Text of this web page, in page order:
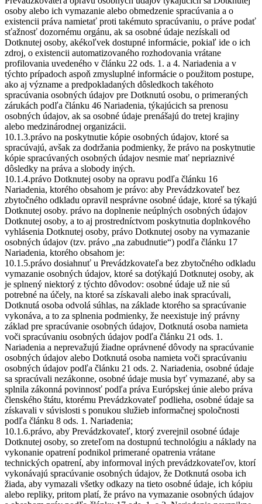
osoby alebo ich vymazanie alebo obmedzenie spracúvania a o
existencii práva namietať proti takémuto spracúvaniu, o práve podať
sťažnosť dozornému orgánu, ak sa osobné údaje nezískali od
Dotknutej osoby, akékoľvek dostupné informácie, pokiaľ ide o ich
zdroj, o existencii automatizovaného rozhodovania vrátane
profilovania uvedeného v článku 22 ods. 1. a 4. Nariadenia a v
týchto prípadoch aspoň zmysluplné informácie o použitom postupe,
ako aj význame a predpokladaných dôsledkoch takéhoto
spracúvania osobných údajov pre Dotknutú osobu, o primeraných
zárukách podľa článku 46 Nariadenia, týkajúcich sa prenosu
osobných údajov, ak sa osobné údaje prenášajú do tretej krajiny
alebo medzinárodnej organizácii.
10.1.3.právo na poskytnutie kópie osobných údajov, ktoré sa
spracúvajú, avšak za dodržania podmienky, že právo na poskytnutie
kópie spracúvaných osobných údajov nesmie mať nepriaznivé
dôsledky na práva a slobody iných.
10.1.4.právo Dotknutej osoby na opravu podľa článku 16
Nariadenia, ktorého obsahom je právo: aby Prevádzkovateľ bez
zbytočného odkladu opravil nesprávne osobné údaje, ktoré sa týkajú
Dotknutej osoby. právo na doplnenie neúplných osobných údajov
Dotknutej osoby, a to aj prostredníctvom poskytnutia doplnkového
vyhlásenia Dotknutej osoby, právo Dotknutej osoby na vymazanie
osobných údajov (tzv. právo „na zabudnutie“) podľa článku 17
Nariadenia, ktorého obsahom je:
10.1.5.právo dosiahnuť u Prevádzkovateľa bez zbytočného odkladu
vymazanie osobných údajov, ktoré sa dotýkajú Dotknutej osoby, ak
je splnený niektorý z týchto dôvodov: osobné údaje už nie sú
potrebné na účely, na ktoré sa získavali alebo inak spracúvali,
Dotknutá osoba odvolá súhlas, na základe ktorého sa spracúvanie
vykonáva, a to za splnenia podmienky, že neexistuje iný právny
základ pre spracúvanie osobných údajov, Dotknutá osoba namieta
voči spracúvaniu osobných údajov podľa článku 21 ods. 1.
Nariadenia a neprevažujú žiadne oprávnené dôvody na spracúvanie
osobných údajov alebo Dotknutá osoba namieta voči spracúvaniu
osobných údajov podľa článku 21 ods. 2. Nariadenia, osobné údaje
sa spracúvali nezákonne, osobné údaje musia byť vymazané, aby sa
splnila zákonná povinnosť podľa práva Európskej únie alebo práva
členského štátu, ktorému Prevádzkovateľ podlieha, osobné údaje sa
získavali v súvislosti s ponukou služieb informačnej spoločnosti
podľa článku 8 ods. 1. Nariadenia;
10.1.6.právo, aby Prevádzkovateľ, ktorý zverejnil osobné údaje
Dotknutej osoby, so zreteľom na dostupnú technológiu a náklady na
vykonanie opatrení podnikol primerané opatrenia vrátane
technických opatrení, aby informoval iných prevádzkovateľov, ktorí
vykonávajú spracúvanie osobných údajov, že Dotknutá osoba ich
žiada, aby vymazali všetky odkazy na tieto osobné údaje, ich kópiu
alebo repliky, pritom platí, že právo na vymazanie osobných údajov